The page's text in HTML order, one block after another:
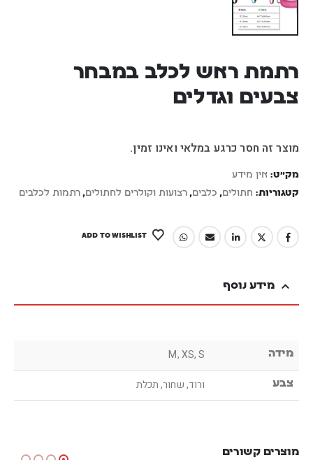
רתמת ראש לכלב במבחר
צבעים וגדלים
מוצר זה חסר כרגע במלאי ואינו זמין.
מק"ט: אין מידע
קטגוריות: חתולים, כלבים, רצועות וקולרים לחתולים, רתמות לכלבים
ADD TO WISHLIST
מידע נוסף
מידה M, XS, S
צבע ורוד, שחור, תכלת
מוצרים קשורים